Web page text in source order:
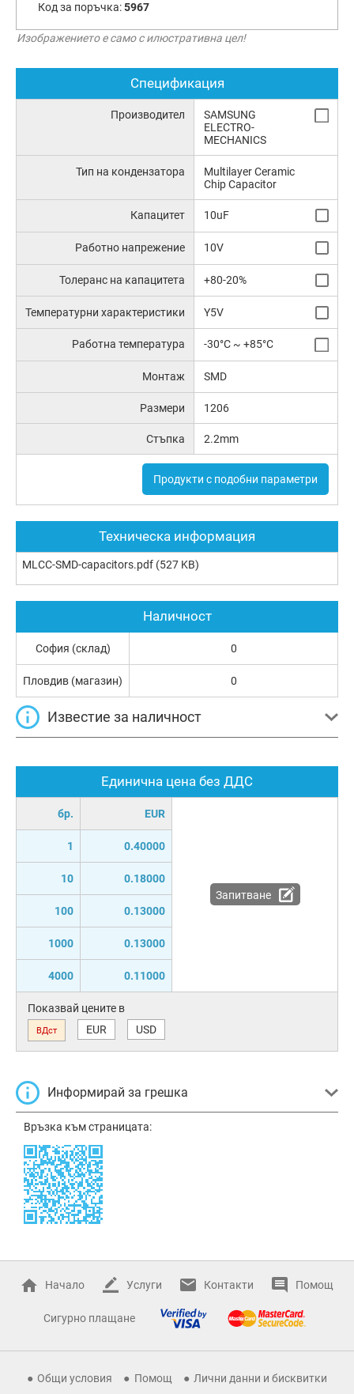
Код за поръчка:5967
Изображението е само с илюстративна цел!
Спецификация
Производител
SAMSUNG
ELECTRO-
MECHANICS
Тип на кондензатора
Multilayer Ceramic
Chip Capacitor
Капацитет 10uF
Работно напрежение 10V
Толеранс на капацитета +80-20%
Температурни характеристики Y5V
Работна температура -30°C ~ +85°C
Монтаж SMD
Размери 1206
Стъпка 2.2mm
Продукти с подобни параметри
Техническа информация
MLCC-SMD-capacitors.pdf (527 KB)
Единична цена без ДДС
бр. EUR
1 0.40000
10 0.18000
100 0.13000
1000 0.13000
4000 0.11000
Запитване
Показвай цените в
ВДст EUR USD
Информирай за грешка
Връзка към страницата:
Наличност
София (склад) 0
Пловдив (магазин) 0
Известие за наличност
Начало Услуги Контакти Помощ
Сигурно плащане
Общи условия Помощ Лични данни и бисквитки